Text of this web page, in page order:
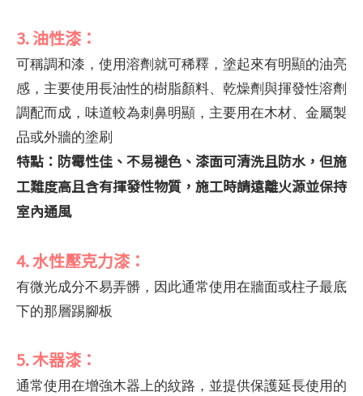
3. 油性漆：
可稱調和漆，使用溶劑就可稀釋，塗起來有明顯的油亮
感，主要使用長油性的樹脂顏料、乾燥劑與揮發性溶劑
調配而成，味道較為刺鼻明顯，主要用在木材、金屬製
品或外牆的塗刷
特點：防霉性佳、不易褪色、漆面可清洗且防水，但施
工難度高且含有揮發性物質，施工時請遠離火源並保持
室內通風
4. 水性壓克力漆：
有微光成分不易弄髒，因此通常使用在牆面或柱子最底
下的那層踢腳板
5. 木器漆：
通常使用在增強木器上的紋路，並提供保護延長使用的